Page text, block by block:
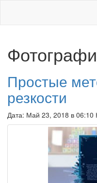
Простые
резкости
Дата: Май 23, 2018 в 06:10